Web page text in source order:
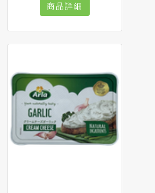
商品詳細